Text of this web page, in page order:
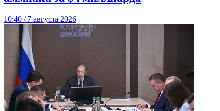
10:40 / 7 августа 2026